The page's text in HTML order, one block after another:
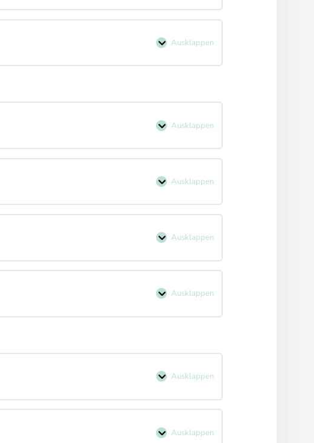
Ausklappen
Ausklappen
Ausklappen
Ausklappen
Ausklappen
Ausklappen
Ausklappen